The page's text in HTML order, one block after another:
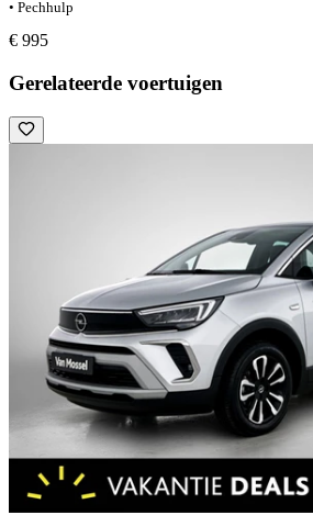
• Pechhulp
€ 995
Gerelateerde voertuigen